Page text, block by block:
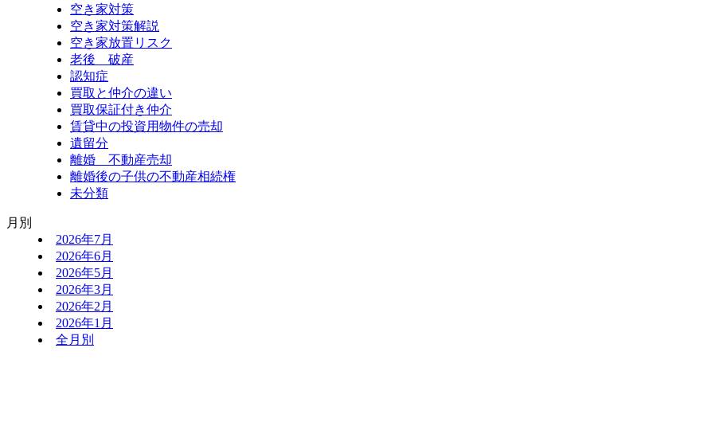
空き家対策
空き家対策解説
空き家放置リスク
老後 破産
認知症
買取と仲介の違い
買取保証付き仲介
賃貸中の投資用物件の売却
遺留分
離婚 不動産売却
離婚後の子供の不動産相続権
未分類
月別
2026年7月
2026年6月
2026年5月
2026年3月
2026年2月
2026年1月
全月別